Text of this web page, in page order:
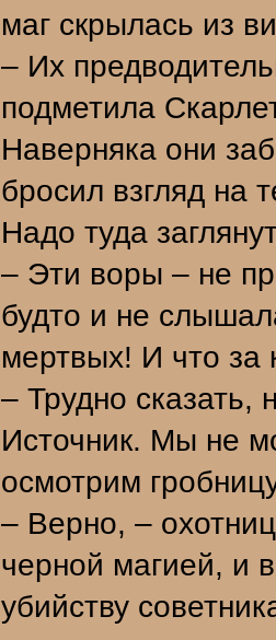
маг скрылась из
– Их
подметила
Наверняка они
бросил взгляд на
Надо туда
– Эти воры – не
будто и не
мертвых! И что за
– Трудно сказать,
Источник. Мы не
осмотрим
– Верно, –
черной магией, и
убийству